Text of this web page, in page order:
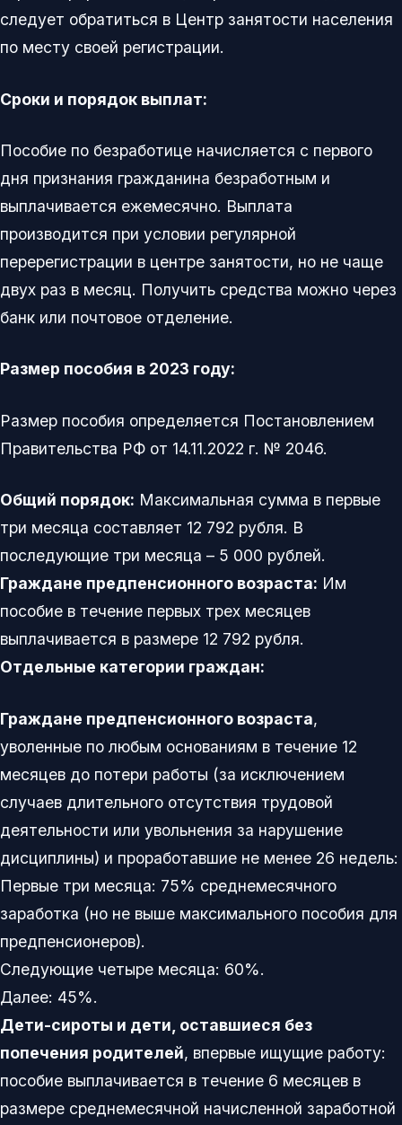
следует обратиться в Центр занятости населения
по месту своей регистрации.
Сроки и порядок выплат:
Пособие по безработице начисляется с первого
дня признания гражданина безработным и
выплачивается ежемесячно. Выплата
производится при условии регулярной
перерегистрации в центре занятости, но не чаще
двух раз в месяц. Получить средства можно через
банк или почтовое отделение.
Размер пособия в 2023 году:
Размер пособия определяется Постановлением
Правительства РФ от 14.11.2022 г. № 2046.
Общий порядок: Максимальная сумма в первые
три месяца составляет 12 792 рубля. В
последующие три месяца – 5 000 рублей.
Граждане предпенсионного возраста: Им
пособие в течение первых трех месяцев
выплачивается в размере 12 792 рубля.
Отдельные категории граждан:
Граждане предпенсионного возраста,
уволенные по любым основаниям в течение 12
месяцев до потери работы (за исключением
случаев длительного отсутствия трудовой
деятельности или увольнения за нарушение
дисциплины) и проработавшие не менее 26 недель:
Первые три месяца: 75% среднемесячного
заработка (но не выше максимального пособия для
предпенсионеров).
Следующие четыре месяца: 60%.
Далее: 45%.
Дети-сироты и дети, оставшиеся без
попечения родителей, впервые ищущие работу:
пособие выплачивается в течение 6 месяцев в
размере среднемесячной начисленной заработной